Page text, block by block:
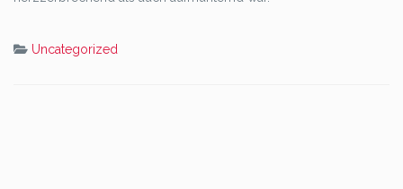
Uncategorized